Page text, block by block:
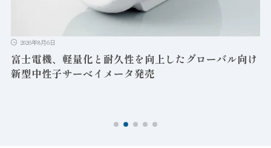
2026年8月6日
富士電機、軽量化と耐久性を向上したグローバル向け
新型中性子サーベイメータ発売